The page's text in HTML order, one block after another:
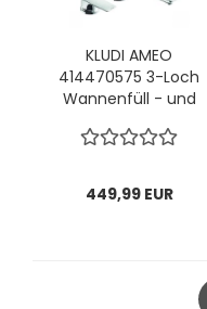
KLUDI AMEO
414470575 3-Loch
Wannenfüll - und
449,99 EUR